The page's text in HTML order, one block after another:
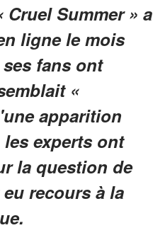
Cruel Summer » a
ligne le mois
fans ont
«
apparition
experts ont
la question de
recours à la